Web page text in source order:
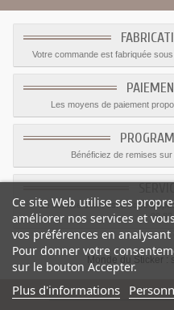
Votre commande est fabriquée
Les moyens de paiement
Bénéficiez de remises
Le service client est a votre
Monde du Sticker :
Ce site Web utilise ses
améliorer nos services et
vos préférences en
Pour donner votre
sur le bouton Accepter.
Plus d'informations